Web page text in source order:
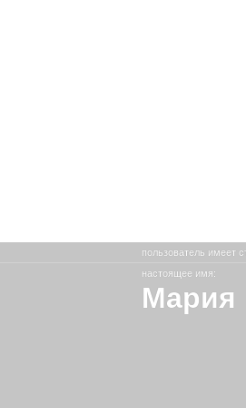
пользователь имеет
настоящее имя:
Мария